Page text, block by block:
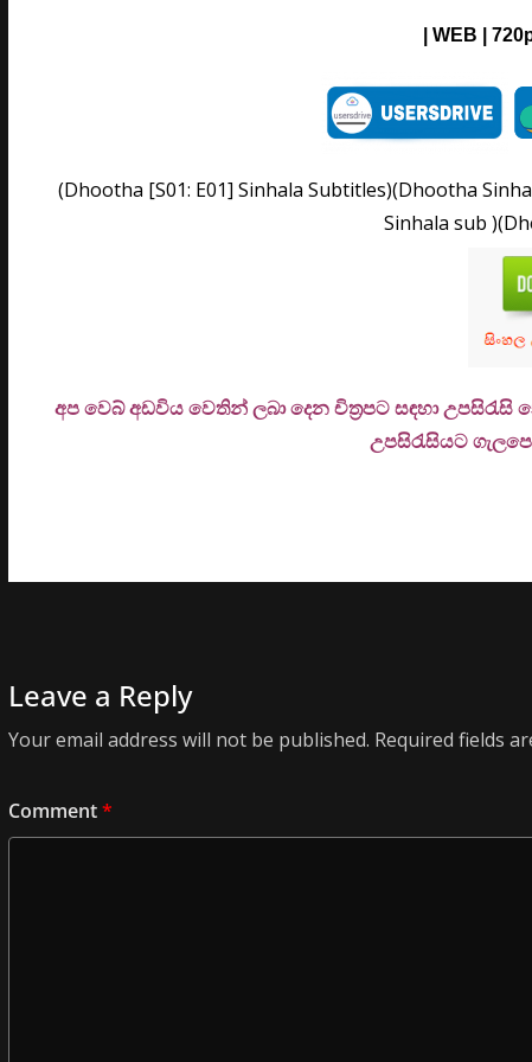
| WEB |
(Dhootha [S01: E01] Sinhala Subtitles)(Dhootha
Sinhala sub
අප වෙබ් අඩවිය වෙතින් ලබා දෙන චිත්‍රපට සඳහා
උපසිරැසියට
Leave a Reply
Your email address will not be published. Required fields
Comment*